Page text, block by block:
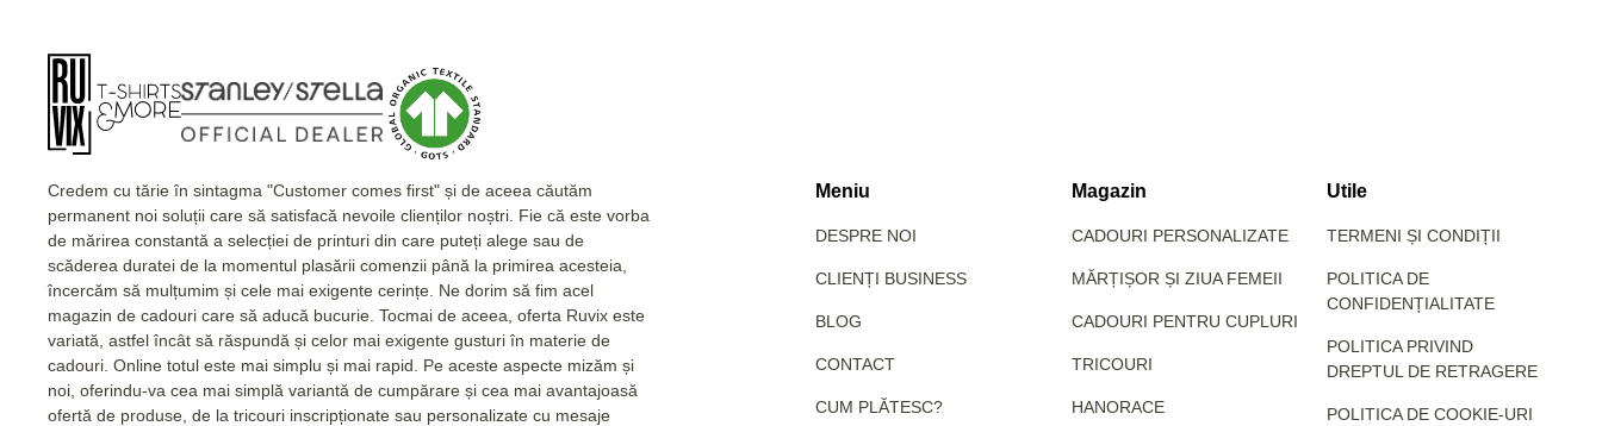
Credem cu tărie în sintagma "Customer comes first" și de aceea căutăm
permanent noi soluții care să satisfacă nevoile clienților noștri. Fie că este vorba
de mărirea constantă a selecției de printuri din care puteți alege sau de
scăderea duratei de la momentul plasării comenzii până la primirea acesteia,
încercăm să mulțumim și cele mai exigente cerințe. Ne dorim să fim acel
magazin de cadouri care să aducă bucurie. Tocmai de aceea, oferta Ruvix este
variată, astfel încât să răspundă și celor mai exigente gusturi în materie de
cadouri. Online totul este mai simplu și mai rapid. Pe aceste aspecte mizăm și
noi, oferindu-va cea mai simplă variantă de cumpărare și cea mai avantajoasă
ofertă de produse, de la tricouri inscripționate sau personalizate cu mesaje
Meniu
DESPRE NOI
CLIENȚI BUSINESS
BLOG
CONTACT
CUM PLĂTESC?
Magazin
CADOURI PERSONALIZATE
MĂRȚIȘOR ȘI ZIUA FEMEII
CADOURI PENTRU CUPLURI
TRICOURI
HANORACE
Utile
TERMENI ȘI CONDIȚII
POLITICA DE
CONFIDENȚIALITATE
POLITICA PRIVIND
DREPTUL DE RETRAGERE
POLITICA DE COOKIE-URI